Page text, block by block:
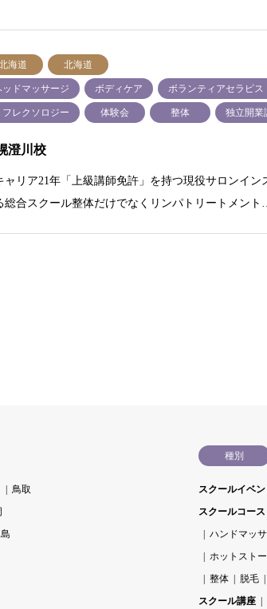
海道 北海道
ッドマッサージ ボディケア ボランティアセラピス
フレクソロジー 体験会 整体 独立開業
澄川校
リア21年「上級講師免許」を持つ現役サロンイン
総合スクール整体だけでなくリンパトリートメント…
鳥取
種別
スクールイベ
スクールコース
ハンドマッ
ホットスト
整体
脱毛
スクール講座